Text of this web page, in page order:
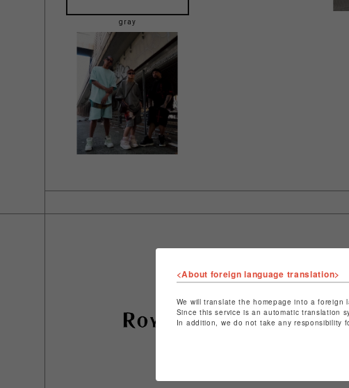
gray
店舗名
ショッ
<About foreign language translation>
We will translate the homepage into a
Since this service is an automatic translation
In addition, we do not take any responsibility